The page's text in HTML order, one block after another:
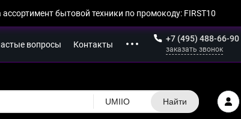
бытовой техники по промокоду: FIRST10
вопросы Контакты
+7 (495) 488-66-90
заказать звонок
UMIIO Найти